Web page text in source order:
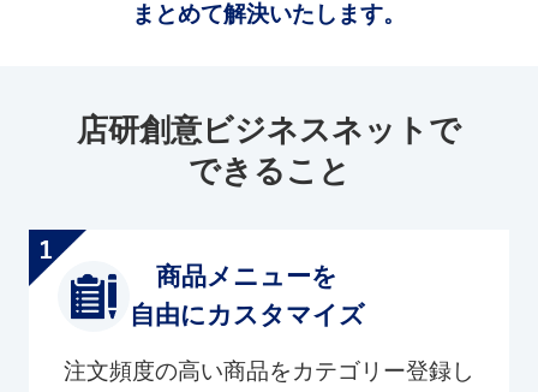
まとめて解決いたします。
店研創意ビジネスネットで
できること
商品メニューを
自由にカスタマイズ
注文頻度の高い商品をカテゴリー登録し